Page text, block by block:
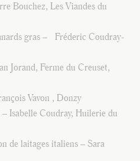
Bouchez, Les Viandes du
gras – Fréderic Coudray-
Jorand, Ferme du Creuset,
Vavon , Donzy
Isabelle Coudray, Huilerie du
de laitages italiens – Sara